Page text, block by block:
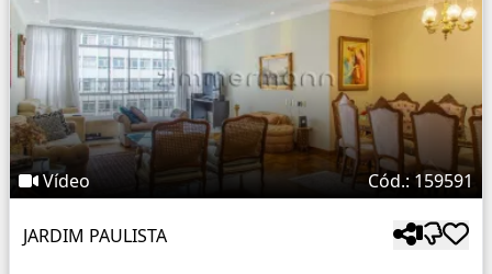
Vídeo Cód.: 159591
JARDIM PAULISTA